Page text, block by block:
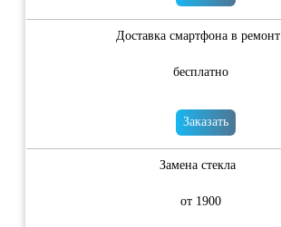
Доставка смартфона в ремонт
бесплатно
Заказать
Замена стекла
от 1900